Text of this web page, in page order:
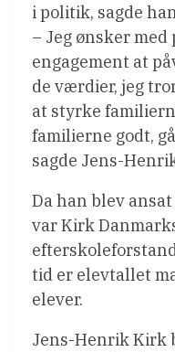
i politik, sagde
– Jeg ønsker med
engagement at
de værdier, jeg
at styrke
familierne godt,
sagde Jens-
Da han blev
var Kirk
tid er elevtallet
elever.
Jens-Henrik Kirk